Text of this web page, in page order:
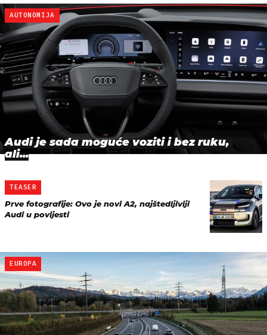
AUTONOMIJA
Audi je sada moguće voziti i bez ruku,
ali...
TEASER
Prve fotografije: Ovo je novi A2, najštedljiviji
Audi u povijesti
EUROPA